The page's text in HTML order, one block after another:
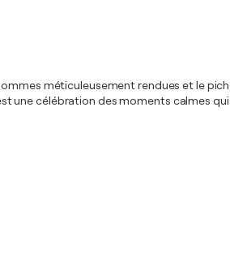
méticuleusement rendues et le
célébration des moments calmes